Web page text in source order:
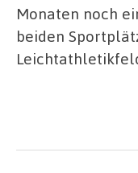
Monaten noch
beiden